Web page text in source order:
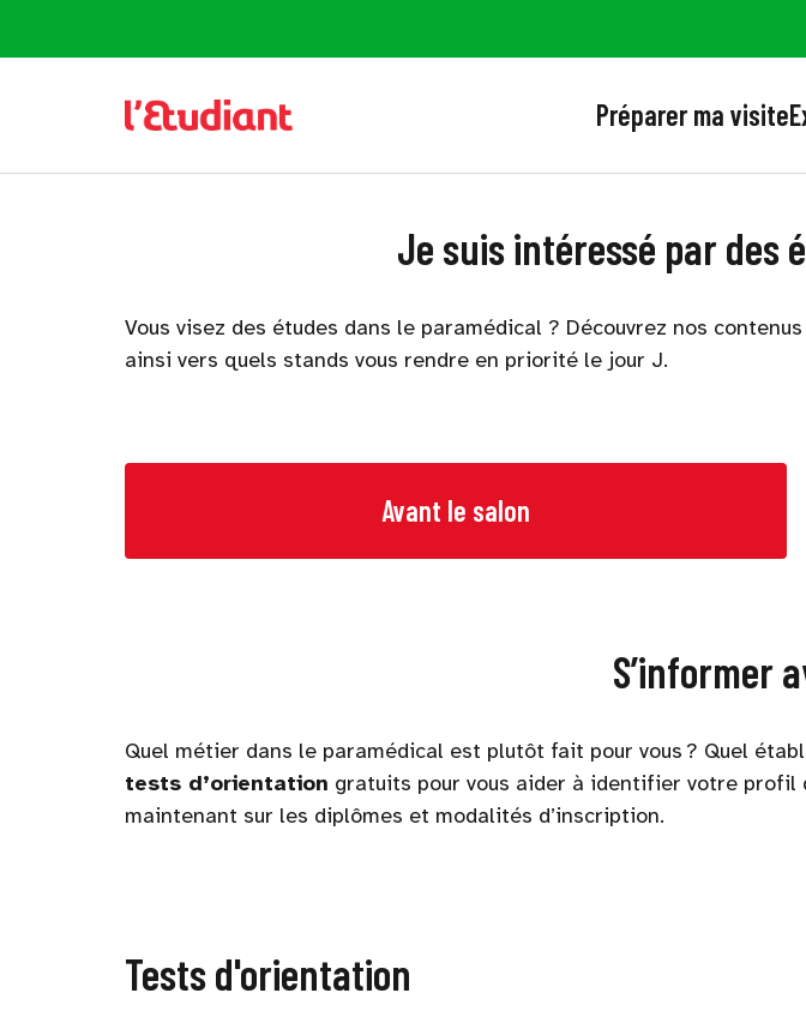
Préparer ma visite
Je suis intéressé par des
Vous visez des études dans le paramédical ? Découvrez nos
ainsi vers quels stands vous rendre en priorité le jour J.
Avant le salon
S’informer
Quel métier dans le paramédical est plutôt fait pour vous ? Quel
tests d’orientation gratuits pour vous aider à identifier votre profil
maintenant sur les diplômes et modalités d’inscription.
Tests d'orientation